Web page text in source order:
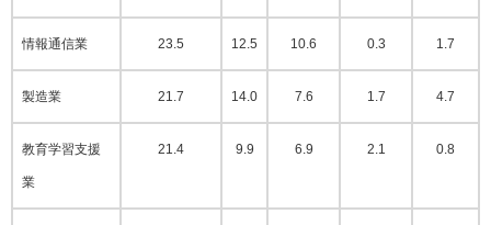
情報通信業 23.5 12.5 10.6 0.3 1.7
製造業 21.7 14.0 7.6 1.7 4.7
教育学習支援
業
21.4 9.9 6.9 2.1 0.8